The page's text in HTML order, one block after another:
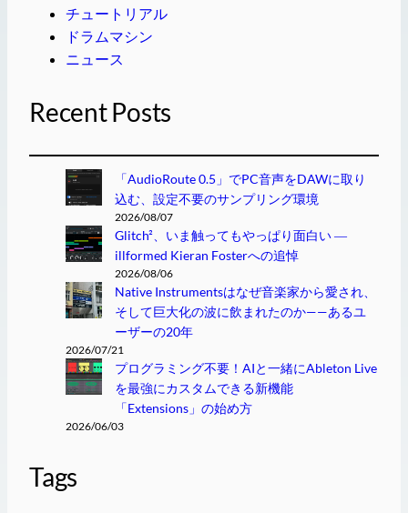
チュートリアル
ドラムマシン
ニュース
Recent Posts
「AudioRoute 0.5」でPC音声をDAWに取り
込む、設定不要のサンプリング環境
2026/08/07
Glitch²、いま触ってもやっぱり面白い ―
illformed Kieran Fosterへの追悼
2026/08/06
Native Instrumentsはなぜ音楽家から愛され、
そして巨大化の波に飲まれたのか——あるユ
ーザーの20年
2026/07/21
プログラミング不要！AIと一緒にAbleton Live
を最強にカスタムできる新機能
「Extensions」の始め方
2026/06/03
Tags